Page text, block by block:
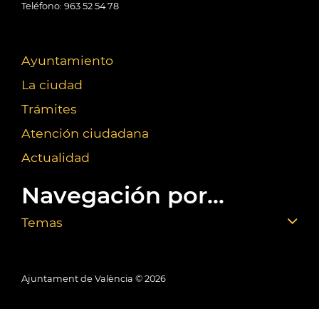
Teléfono: 963 52 54 78
Ayuntamiento
La ciudad
Trámites
Atención ciudadana
Actualidad
Navegación por...
Temas
Ajuntament de València © 2026